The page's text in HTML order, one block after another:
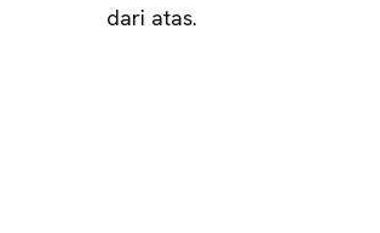
dari atas.